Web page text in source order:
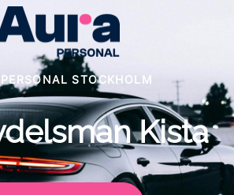
STOCKHOLM
Kista